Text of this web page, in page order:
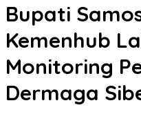
Bupati
Kemenhub
Monitoring
Dermaga